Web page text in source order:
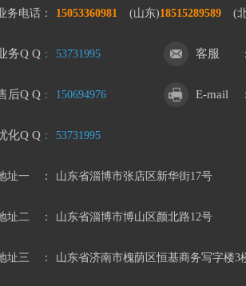
务电话 ： 15053360981 (山东)18515289589 (
务Q Q ： 53731995 客服
后Q Q ： 150694976 E-mail
化Q Q ： 53731995
址一 ： 山东省淄博市张店区新华街17号
址二 ： 山东省淄博市博山区颜北路12号
址三 ： 山东省济南市槐荫区恒基商务写字楼3